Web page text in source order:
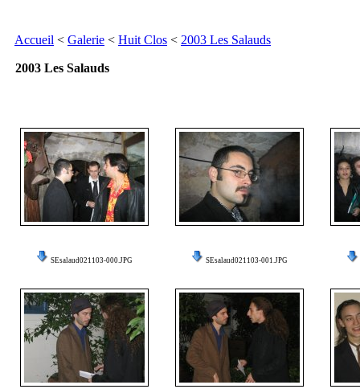
Accueil < Galerie < Huit Clos < 2003 Les Salauds
2003 Les Salauds
SEsalaud021103-000.JPG SEsalaud021103-001.JPG